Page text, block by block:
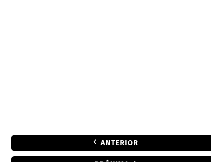
ANTERIOR